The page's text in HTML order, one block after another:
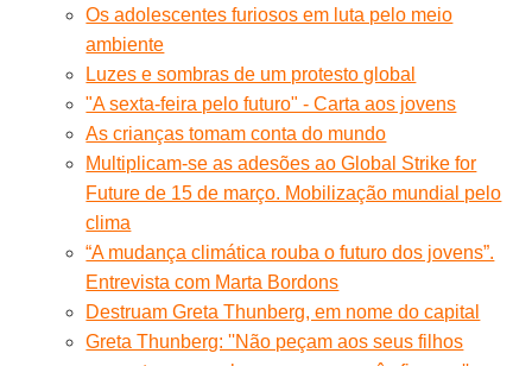
Os adolescentes furiosos em luta pelo meio
ambiente
Luzes e sombras de um protesto global
"A sexta-feira pelo futuro" - Carta aos jovens
As crianças tomam conta do mundo
Multiplicam-se as adesões ao Global Strike for
Future de 15 de março. Mobilização mundial pelo
clima
“A mudança climática rouba o futuro dos jovens”.
Entrevista com Marta Bordons
Destruam Greta Thunberg, em nome do capital
Greta Thunberg: ''Não peçam aos seus filhos